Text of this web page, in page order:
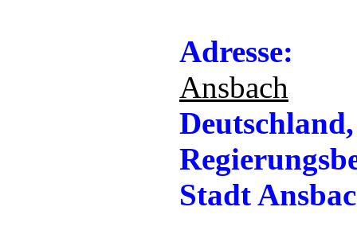
Adresse:
Ansbach
Stadt